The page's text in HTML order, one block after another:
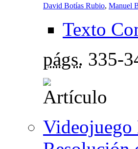
David Botías Rubio, Manuel
Texto
págs. 335-
Videojuego